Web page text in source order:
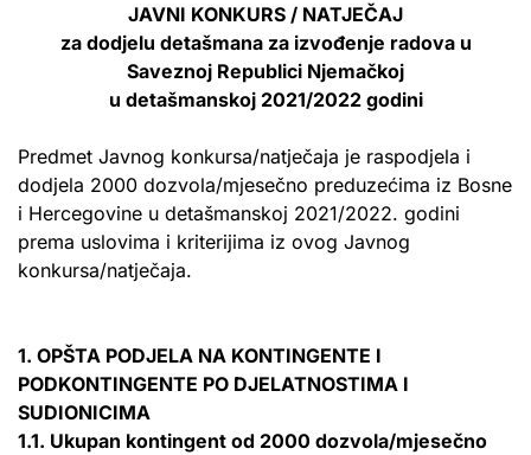
JAVNI KONKURS / NATJEČAJ
za dodjelu detašmana za izvođenje radova u
Saveznoj Republici Njemačkoj
u detašmanskoj 2021/2022 godini
Predmet Javnog konkursa/natječaja je raspodjela i
dodjela 2000 dozvola/mjesečno preduzećima iz Bosne
i Hercegovine u detašmanskoj 2021/2022. godini
prema uslovima i kriterijima iz ovog Javnog
konkursa/natječaja.
1. OPŠTA PODJELA NA KONTINGENTE I
PODKONTINGENTE PO DJELATNOSTIMA I
SUDIONICIMA
1.1. Ukupan kontingent od 2000 dozvola/mjesečno